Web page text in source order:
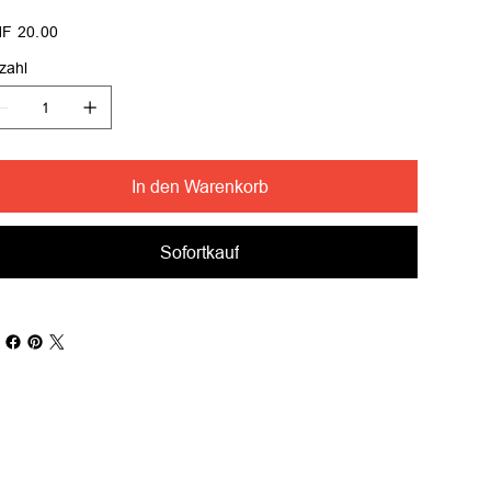
20.00
In den Warenkorb
Sofortkauf